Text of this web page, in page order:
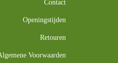
Contact
Openingstijden
Retouren
Voorwaarden